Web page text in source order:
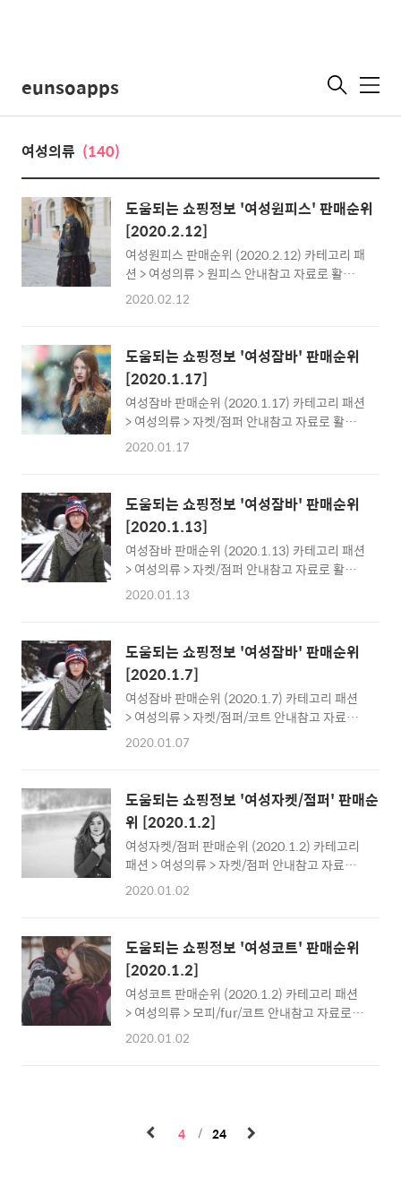
eunsoapps 메
여성의류 (140)
도움되는 쇼핑정보 '여성원피스' 판매순위
[2020.2.12]
여성원피스 판매순위 (2020.2.12) 카테고리 패
션 > 여성의류 > 원피스 안내참고 자료로 활용하
세요최저가는 시점에 따라 다를 수 있습니다.특
원몰명11번가2위[텐바이텐] 플라워 쉬폰 셔링
원피스 나의파스텔
TPSPOPS8958_(1296564)_롱/미디 원피스
가격26,870원몰명텐바이텐3위파스텔 스퀘어
넥 정장 하객원피스가격32,890원몰명11번가4
위AK앤클라인 시크릿 기모 윈터 원피스 1종가
59,900원몰명11번가6위네이비 백 레이스업 H
라인 원피스 [119X71BYAR]가격27,780원몰
명최저가7위(더아이잗) 패턴 플..
2020.02.12
도움되는 쇼핑정보 '여성잠바' 판매순위
[2020.1.17]
여성잠바 판매순위 (2020.1.17) 카테고리 패션
> 여성의류 > 자켓/점퍼 안내참고 자료로 활용
하세요최저가는 시점에 따라 다를 수 있습니다.
해점)[클라이드] 18 이월 겨울 롱다운점퍼 특가
3종 택1FIDDU952F / FIDDU606F /
FIDDU455U가격39,900원몰명G마켓2위[현
대백화점] 보브VOV (7159417101) 롱버버리
다운점퍼가격362,830원몰명현대Hmall3위
[에고이스트]와이드 폭스퍼 구스 롱 다운
패딩가격44,910원몰명현대Hmall5위폭스퍼
트리밍 덕다운 롱 패딩 [GJDBDU995F]가격
5..
2020.01.17
도움되는 쇼핑정보 '여성잠바' 판매순위
[2020.1.13]
여성잠바 판매순위 (2020.1.13) 카테고리 패션
> 여성의류 > 자켓/점퍼 안내참고 자료로 활용
하세요최저가는 시점에 따라 다를 수 있습니다.
해점)[클라이드] 18 이월 겨울 롱다운점퍼 특가
3종 택1FIDDU952F / FIDDU606F /
FIDDU455U가격39,780원몰명G마켓2위[현
대백화점] 보브VOV (7159417101) 롱버버리
다운점퍼가격362,830원몰명현대Hmall3위
[에고이스트]와이드 폭스퍼 구스 롱 다운
스다운 점퍼 WSDJ7501가격135,950원몰명
GS샵5위경량 다이아 덕다운 자켓 [JVJD18..
2020.01.13
도움되는 쇼핑정보 '여성잠바' 판매순위
[2020.1.7]
여성잠바 판매순위 (2020.1.7) 카테고리 패션
> 여성의류 > 자켓/점퍼/코트 안내참고 자료로
활용하세요최저가는 시점에 따라 다를 수 있습
계김해점)[클라이드] 18 이월 겨울 롱다운점퍼
특가 3종 택1FIDDU952F / FIDDU606F /
FIDDU455U가격40,370원몰명G마켓2위[현
대백화점] 보브VOV (7159417101) 롱버버리
다운점퍼가격362,660원몰명현대Hmall3위
[에고이스트]와이드 폭스퍼 구스 롱 다운
[JVJD18TG2]가격25,000원몰명최저가5위
[롯데백화점][지지피엑스]폭스트리밍구스숏점
퍼GJDBDU992..
2020.01.07
도움되는 쇼핑정보 '여성자켓/점퍼' 판매순
위 [2020.1.2]
여성자켓/점퍼 판매순위 (2020.1.2) 카테고리
패션 > 여성의류 > 자켓/점퍼 안내참고 자료로
활용하세요최저가는 시점에 따라 다를 수 있습
(7159417101) 롱버버리다운점퍼가격
362,660원몰명현대Hmall2위[신세계백화점]
클라이드앤 (신세계김해점)[클라이드] 18 이월
겨울 롱다운점퍼 특가 3종 택1FIDDU952F /
FIDDU606F / FIDDU455U가격43,990원몰명
G마켓3위[롯데백화점][지지피엑스]폭스트리
퍼트리밍덕다운..
2020.01.02
도움되는 쇼핑정보 '여성코트' 판매순위
[2020.1.2]
여성코트 판매순위 (2020.1.2) 카테고리 패션
> 여성의류 > 모피/fur/코트 안내참고 자료로 활
용하세요최저가는 시점에 따라 다를 수 있습니
가격209,770원몰명최저가3위주엘 퍼 스트링
후드 슬릿 롱 코트 v73641가격104,000원몰명
2020.01.02
4 24